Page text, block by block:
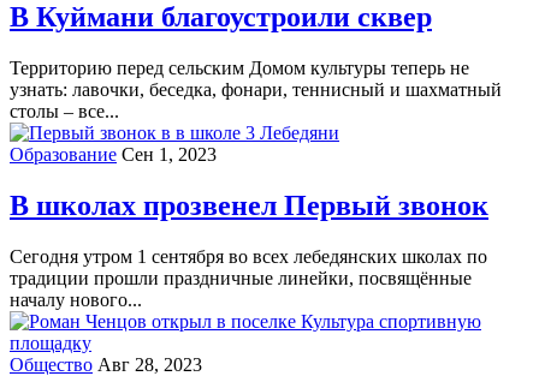
В Куймани благоустроили сквер
Территорию перед сельским Домом культуры теперь не
узнать: лавочки, беседка, фонари, теннисный и шахматный
столы – все...
Образование Сен 1, 2023
В школах прозвенел Первый звонок
Сегодня утром 1 сентября во всех лебедянских школах по
традиции прошли праздничные линейки, посвящённые
началу нового...
Общество Авг 28, 2023